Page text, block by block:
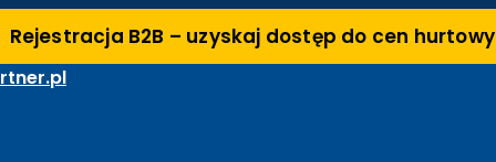
Rejestracja B2B – uzyskaj dostęp do cen